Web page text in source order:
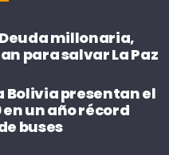
millonaria,
para salvar La Paz
Bolivia presentan el
en un año récord
buses